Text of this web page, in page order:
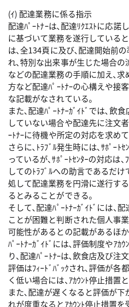
(ｲ) 配達業務に係る指示
配達ﾊﾟｰﾄﾅｰは､配達ﾘｸｴｽﾄに応諾
に基づいて業務を遂行している
は､全134頁に及び､配達開始前
れ､特別な出来事が生じた場合の
などの配達業務の手順に加え､求
方など配達ﾊﾟｰﾄﾅｰの心構えや接
な記載がなされている｡
また､配達ﾊﾟｰﾄﾅｰｶﾞｲﾄﾞでは､飲
していない場合や配達先に注文
ｰﾄﾅｰに待機や所定の対応を求め
さらに､ﾄﾗﾌﾞﾙ発生時には､ｻﾎﾟｰﾄ
っているが､ｻﾎﾟｰﾄｾﾝﾀｰの対応は､
してのﾄﾗﾌﾞﾙへの助言であるだ
処して配達業務を円滑に遂行す
るとみることができる｡
そして､配達ﾊﾟｰﾄﾅｰｶﾞｲﾄﾞには､
ことが困難と判断された個人事
可能性があるとの記載があるほ
ﾊﾟｰﾄﾅｰｶﾞｲﾄﾞには､評価制度やｱｶ
り､配達ﾊﾟｰﾄﾅｰは､飲食店及び注
評価はﾌｨｰﾄﾞﾊﾞｯｸされ､評価が各
く低い場合には､ｱｶｳﾝﾄ停止措置
また､配達が遅くなると評価が
れが度重なるとｱｶｳﾝﾄ停止措置